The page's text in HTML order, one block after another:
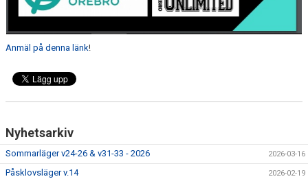
Anmäl på denna länk!
Nyhetsarkiv
Sommarläger v24-26 & v31-33 - 2026 2026-03-16
Påsklovsläger v.14 2026-02-19